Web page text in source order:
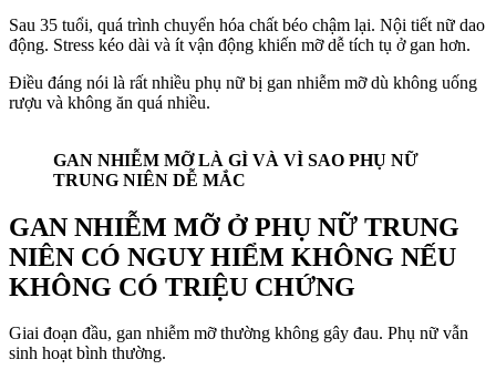
Sau 35 tuổi, quá trình chuyển hóa chất béo chậm lại. Nội tiết nữ dao
động. Stress kéo dài và ít vận động khiến mỡ dễ tích tụ ở gan hơn.
Điều đáng nói là rất nhiều phụ nữ bị gan nhiễm mỡ dù không uống
rượu và không ăn quá nhiều.
GAN NHIỄM MỠ LÀ GÌ VÀ VÌ SAO PHỤ NỮ
TRUNG NIÊN DỄ MẮC
GAN NHIỄM MỠ Ở PHỤ NỮ TRUNG
NIÊN CÓ NGUY HIỂM KHÔNG NẾU
KHÔNG CÓ TRIỆU CHỨNG
Giai đoạn đầu, gan nhiễm mỡ thường không gây đau. Phụ nữ vẫn
sinh hoạt bình thường.